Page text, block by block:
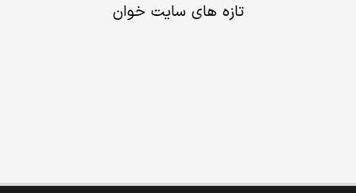
تازه های سایت خوان